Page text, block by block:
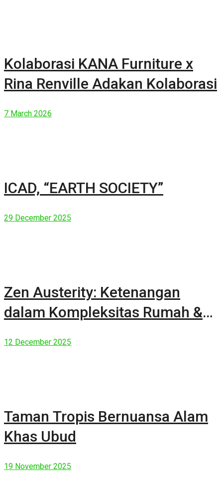
Kolaborasi KANA Furniture x
Rina Renville Adakan Kolaborasi
7 March 2026
ICAD, “EARTH SOCIETY”
29 December 2025
Zen Austerity: Ketenangan
dalam Kompleksitas Rumah &
12 December 2025
Taman Tropis Bernuansa Alam
Khas Ubud
19 November 2025